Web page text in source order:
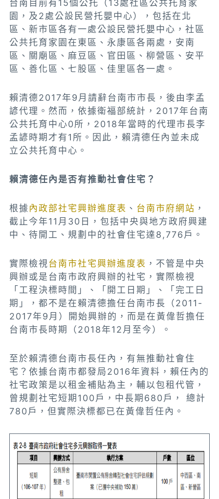
台南目前有15個公托（13處社區公共托育家
園，及2處公設民營托嬰中心），包括在北
區、新市區各有一處公設民營托嬰中心，社區
公共托育家園在東區、永康區各兩處，安南
區、關廟區、麻豆區、官田區、柳營區、安平
區、善化區、七股區、佳里區各一處。
賴清德2017年9月請辭台南市市長，後由李孟
諺代理。然而，依據衛福部統計，2017年台南
公共托育中心0所，2018年當時的代理市長李
孟諺時期才有1所。因此，賴清德任內並未成
立公共托育中心。
賴清德任內是否有推動社會住宅？
根據 內政部社宅興辦進度表 、 台南市府網站 ，
截止今年11月30日，包括中央與地方政府興建
中、待開工、規劃中的社會住宅達8,776戶。
實際檢視台南市社宅興辦進度表 ，不管是中央
興辦或是台南市政府興辦的社宅，實際檢視
「工程決標時間」、「開工日期」、「完工日
期」，都不是在賴清德擔任台南市長（2011-
2017年9月）開始興辦的，而是在黃偉哲擔任
台南市長時期（2018年12月至今）。
至於賴清德台南市長任內，有無推動社會住
宅？依據台南市都發局2016年資料，賴任內的
社宅政策是以租金補貼為主，輔以包租代管，
曾規劃社宅短期100戶，中長期680戶， 總計
780戶，但實際決標都已在黃偉哲任內。